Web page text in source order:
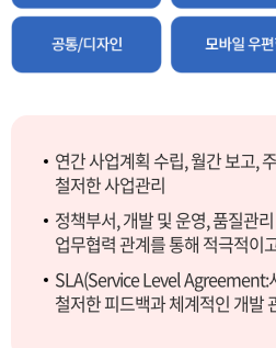
연간 사업계획 수립, 월간 보고,
철저한 사업관리
정책부서, 개발 및 운영, 품질관
업무협력 관계를 통해 적극적이
SLA(Service Level Agreement:
철저한 피드백과 체계적인 개발